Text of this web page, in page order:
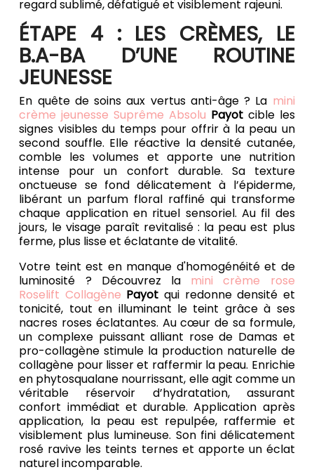
regard sublimé, défatigué et visiblement rajeuni.
ÉTAPE 4 : LES CRÈMES, LE
B.A-BA D’UNE ROUTINE
JEUNESSE
En quête de soins aux vertus anti-âge ? La mini
crème jeunesse Suprême Absolu Payotcible les
signes visibles du temps pour offrir à la peau un
second souffle. Elle réactive la densité cutanée,
comble les volumes et apporte une nutrition
intense pour un confort durable. Sa texture
onctueuse se fond délicatement à l’épiderme,
libérant un parfum floral raffiné qui transforme
chaque application en rituel sensoriel. Au fil des
jours, le visage paraît revitalisé : la peau est plus
ferme, plus lisse et éclatante de vitalité.
Votre teint est en manque d'homogénéité et de
luminosité ? Découvrez la mini crème rose
Roselift Collagène Payot qui redonne densité et
tonicité, tout en illuminant le teint grâce à ses
nacres roses éclatantes. Au cœur de sa formule,
un complexe puissant alliant rose de Damas et
pro-collagène stimule la production naturelle de
collagène pour lisser et raffermir la peau. Enrichie
en phytosqualane nourrissant, elle agit comme un
véritable réservoir d’hydratation, assurant
confort immédiat et durable. Application après
application, la peau est repulpée, raffermie et
visiblement plus lumineuse. Son fini délicatement
rosé ravive les teints ternes et apporte un éclat
naturel incomparable.